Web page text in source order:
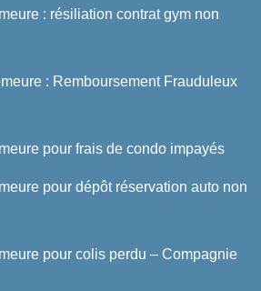
: résiliation contrat gym non
: Remboursement Frauduleux
pour frais de condo impayés
pour dépôt réservation auto non
pour colis perdu – Compagnie